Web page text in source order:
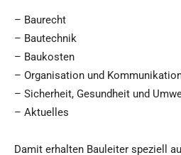
– Baurecht
– Bautechnik
– Baukosten
– Organisation und
– Sicherheit, Gesundheit und
– Aktuelles
Damit erhalten Bauleiter speziell